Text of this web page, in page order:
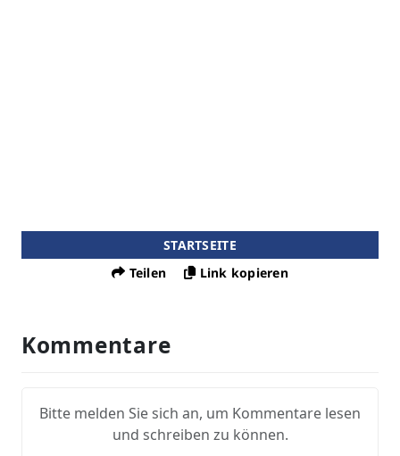
STARTSEITE
Teilen
Link kopieren
Kommentare
Bitte melden Sie sich an, um Kommentare lesen
und schreiben zu können.